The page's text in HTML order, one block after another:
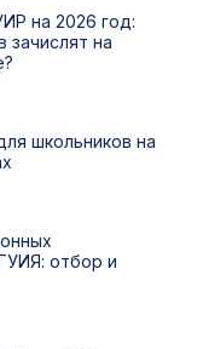
на 2026 год:
зачислят на
школьников на
отбор и